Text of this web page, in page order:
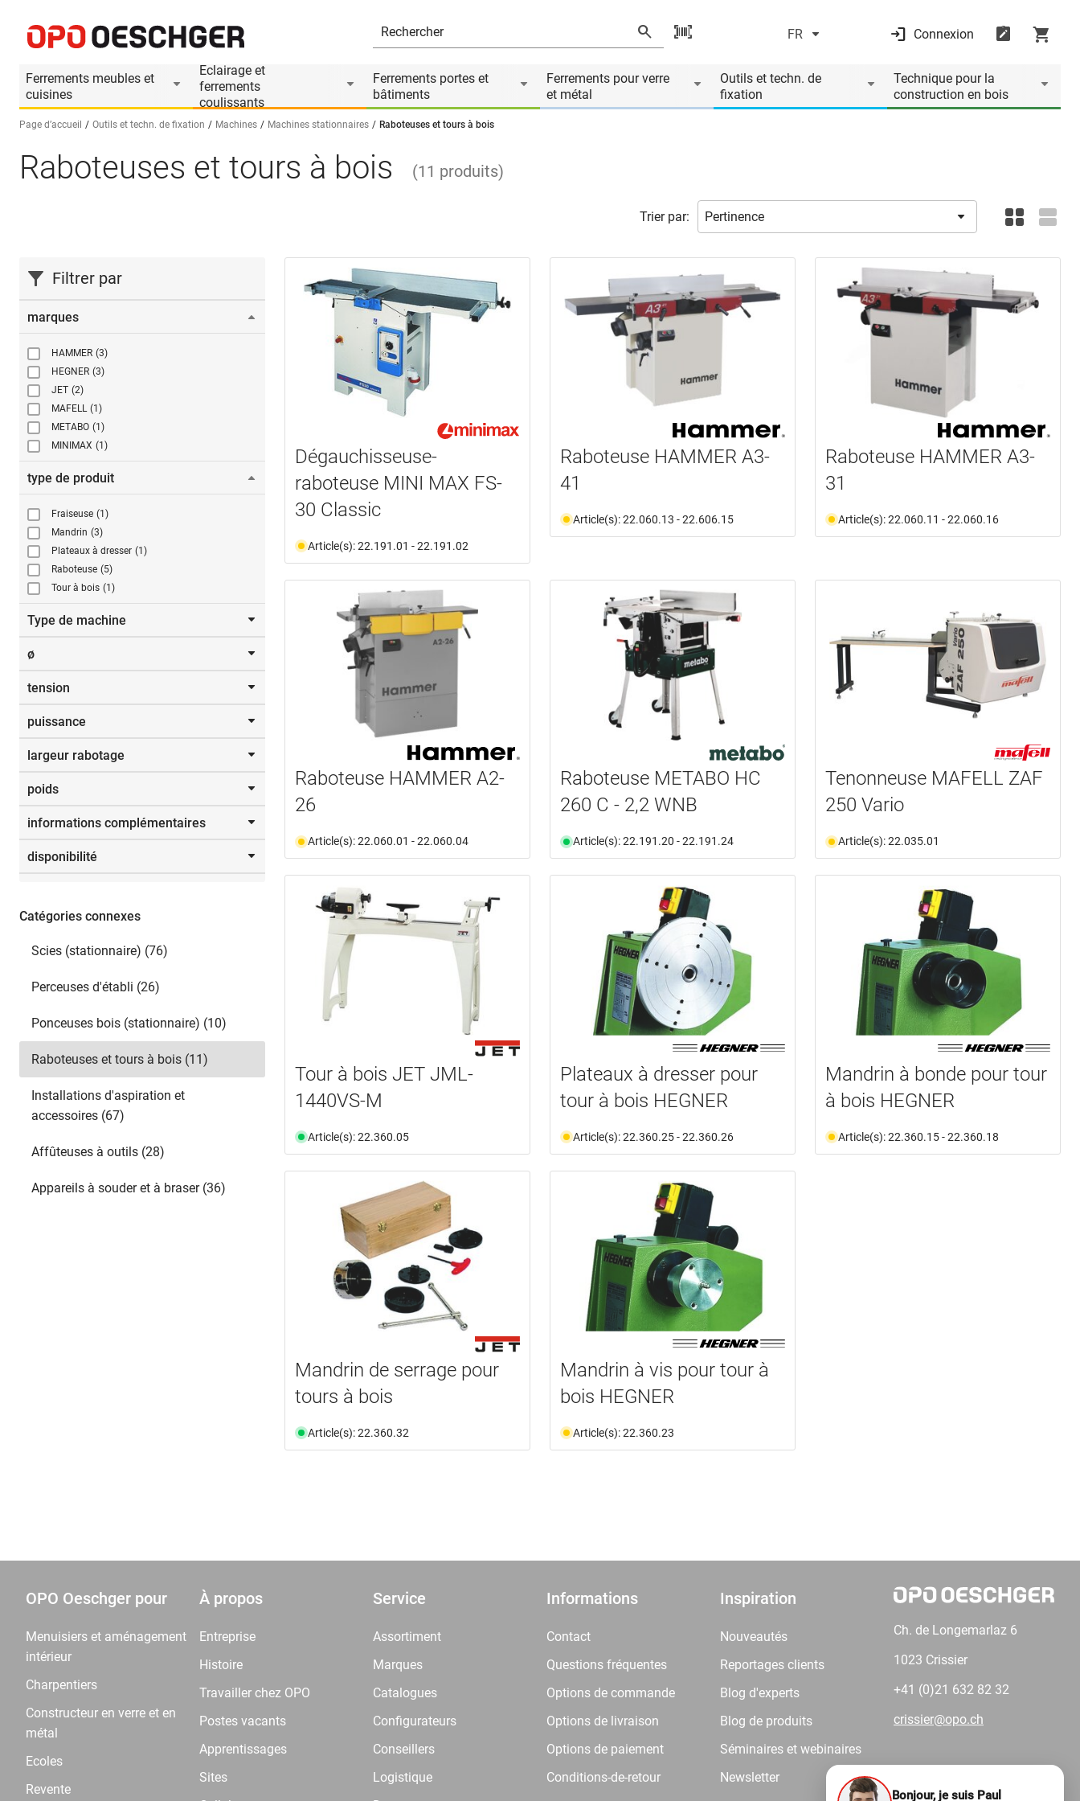
FR Connexion
Ferrements meubles et
cuisines
Eclairage et
ferrements
coulissants
Ferrements portes et
bâtiments
Ferrements pour verre
et métal
Outils et techn. de
fixation
Technique pour la
construction en bois
Sélectionnez une langue (FR)
Page d’accueil Outils et techn. de fixation Machines Machines stationnaires Raboteuses et tours à bois
Raboteuses et tours à bois (11 produits)
Trier par:
Filtrer par
marques
HAMMER (3)
HEGNER (3)
JET (2)
MAFELL (1)
METABO (1)
MINIMAX (1)
type de produit
Fraiseuse (1)
Mandrin (3)
Plateaux à dresser (1)
Raboteuse (5)
Tour à bois (1)
Type de machine
ø
tension
230 V (3)
puissance
largeur rabotage
260,0 mm
310,0 mm (1)
poids
informations complémentaires
document
disponibilité
n'est plus disponible
Catégories connexes
Scies (stationnaire) (76)
Perceuses d'établi (26)
Ponceuses bois (stationnaire) (10)
Raboteuses et tours à bois (11)
Installations d'aspiration et
accessoires (67)
Affûteuses à outils (28)
Appareils à souder et à braser (36)
Dégauchisseuse-
raboteuse MINI MAX FS-
30 Classic
Article(s): 22.191.01 - 22.191.02
Raboteuse HAMMER A3-
41
Article(s): 22.060.13 - 22.606.15
Raboteuse HAMMER A3-
31
Article(s): 22.060.11 - 22.060.16
Raboteuse HAMMER A2-
26
Article(s): 22.060.01 - 22.060.04
Raboteuse METABO HC
260 C - 2,2 WNB
Article(s): 22.191.20 - 22.191.24
Tenonneuse MAFELL ZAF
250 Vario
Article(s): 22.035.01
Tour à bois JET JML-
1440VS-M
Article(s): 22.360.05
Plateaux à dresser pour
tour à bois HEGNER
Article(s): 22.360.25 - 22.360.26
Mandrin à bonde pour tour
à bois HEGNER
Article(s): 22.360.15 - 22.360.18
Mandrin de serrage pour
tours à bois
Article(s): 22.360.32
Mandrin à vis pour tour à
bois HEGNER
Article(s): 22.360.23
OPO Oeschger pour
Menuisiers et aménagement
intérieur
Charpentiers
Constructeur en verre et en
métal
Ecoles
Revente
À propos
Entreprise
Histoire
Travailler chez OPO
Postes vacants
Apprentissages
Sites
Service
Assortiment
Marques
Catalogues
Configurateurs
Conseillers
Logistique
Informations
Contact
Questions fréquentes
Options de commande
Options de livraison
Options de paiement
Conditions-de-retour
Inspiration
Nouveautés
Reportages clients
Blog d'experts
Blog de produits
Séminaires et webinaires
Newsletter
Ch. de Longemarlaz 6
1023 Crissier
+41 (0)21 632 82 32
crissier@opo.ch
Bonjour, je suis Paul